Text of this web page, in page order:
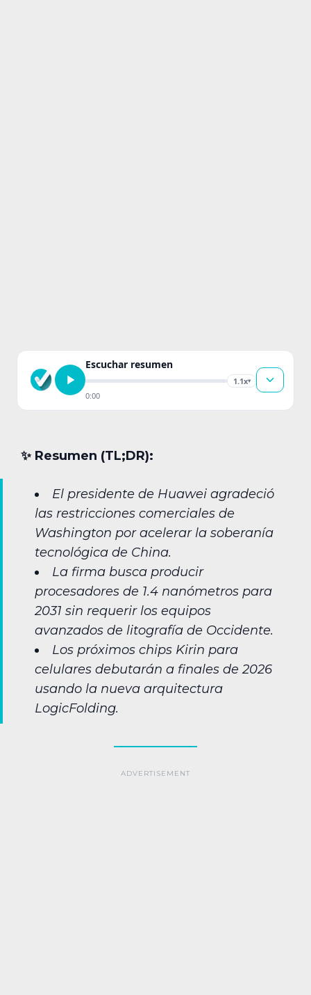
Escuchar resumen
1.1x▾
0:00
✨︎ Resumen (TL;DR):
El presidente de Huawei agradeció
las restricciones comerciales de
Washington por acelerar la soberanía
tecnológica de China.
La firma busca producir
procesadores de 1.4 nanómetros para
2031 sin requerir los equipos
avanzados de litografía de Occidente.
Los próximos chips Kirin para
celulares debutarán a finales de 2026
usando la nueva arquitectura
LogicFolding.